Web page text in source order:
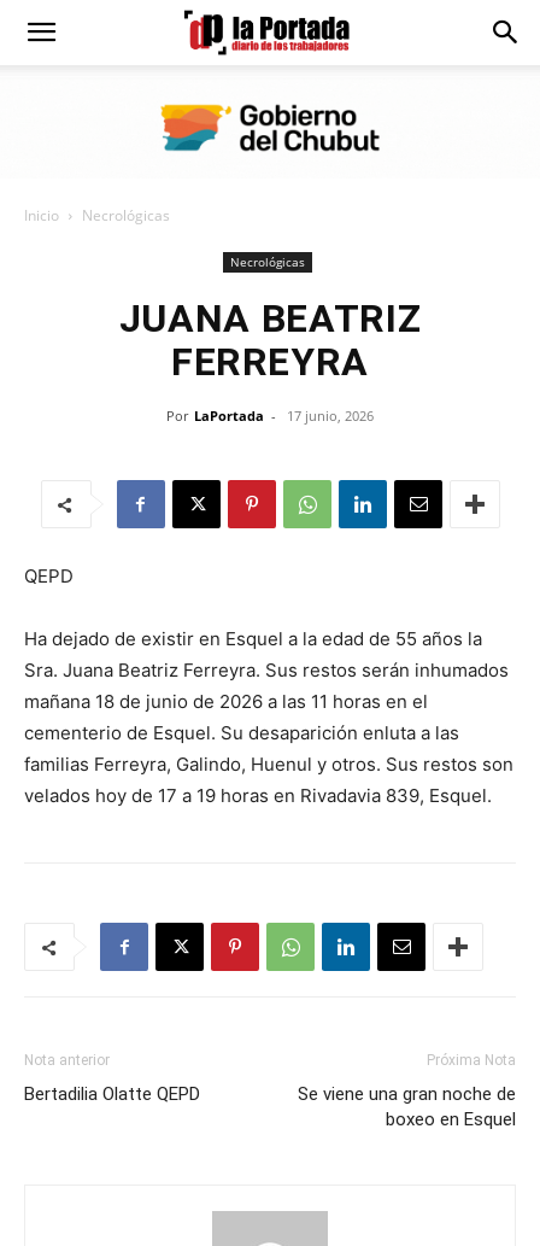
Diario
Inicio Necrológicas
Necrológicas
JUANA BEATRIZ
FERREYRA
Por LaPortada - 17 junio, 2026
QEPD
Ha dejado de existir en Esquel a la edad de 55 años la
Sra. Juana Beatriz Ferreyra. Sus restos serán inhumados
mañana 18 de junio de 2026 a las 11 horas en el
cementerio de Esquel. Su desaparición enluta a las
familias Ferreyra, Galindo, Huenul y otros. Sus restos son
velados hoy de 17 a 19 horas en Rivadavia 839, Esquel.
Nota anterior
Bertadilia Olatte QEPD
Próxima Nota
Se viene una gran noche de
boxeo en Esquel